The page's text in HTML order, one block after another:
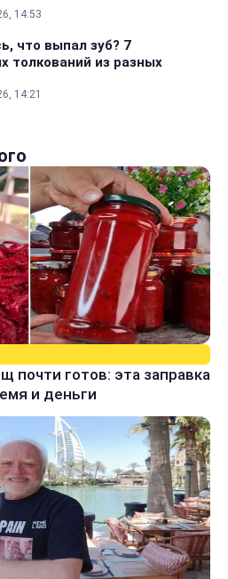
14:53
что выпал зуб? 7
толкований из разных
14:21
почти готов: эта заправка
и деньги